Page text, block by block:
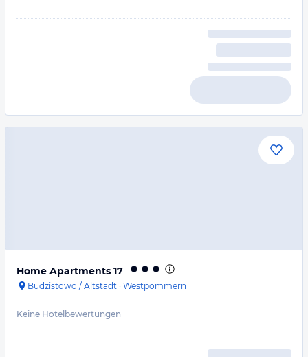
Home Apartments 17
Budzistowo / Altstadt · Westpommern
Keine Hotelbewertungen